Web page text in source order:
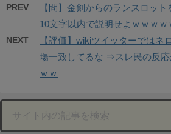
PREV
【問】金剣からのランスロッ
10文字以内で説明せよｗｗｗｗ
NEXT
【評価】wikiツイッターではネ
場一致してるな ⇒スレ民の反応
ｗｗ